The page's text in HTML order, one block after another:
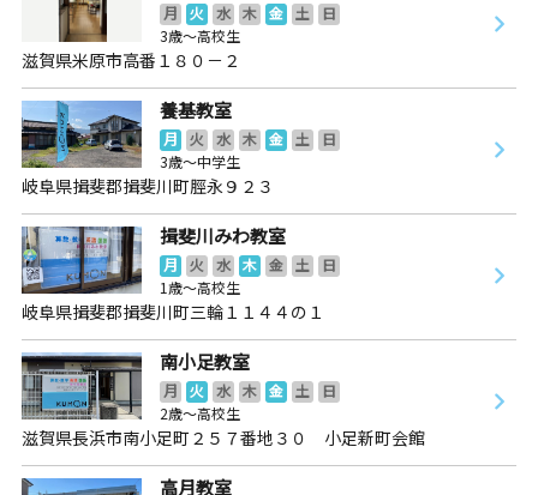
月 火 水 木 金 土
日
3歳～高校生
滋賀県米原市高番１８０－２
養基教室
月 火 水 木 金 土
日
3歳～中学生
岐阜県揖斐郡揖斐川町脛永９２３
揖斐川みわ教室
月 火 水 木 金 土
日
1歳～高校生
岐阜県揖斐郡揖斐川町三輪１１４４の１
南小足教室
月 火 水 木 金 土
日
2歳～高校生
滋賀県長浜市南小足町２５７番地３０ 小足新町会館
高月教室